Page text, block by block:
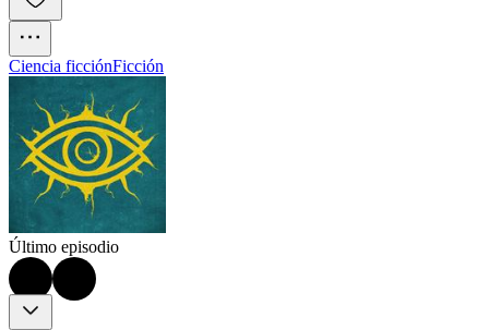
Ciencia ficciónFicción
Último episodio